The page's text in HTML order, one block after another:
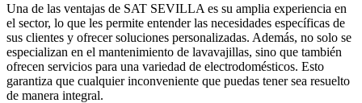
Una de las ventajas de SAT SEVILLA es su amplia experiencia en
el sector, lo que les permite entender las necesidades específicas de
sus clientes y ofrecer soluciones personalizadas. Además, no solo se
especializan en el mantenimiento de lavavajillas, sino que también
ofrecen servicios para una variedad de electrodomésticos. Esto
garantiza que cualquier inconveniente que puedas tener sea resuelto
de manera integral.